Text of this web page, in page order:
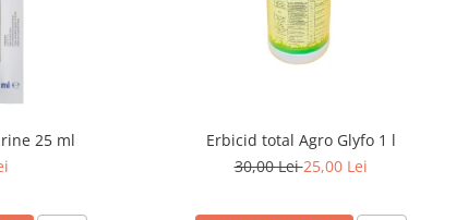
25 ml
Erbicid total Agro Glyfo 1 l
30,00 Lei25,00 Lei